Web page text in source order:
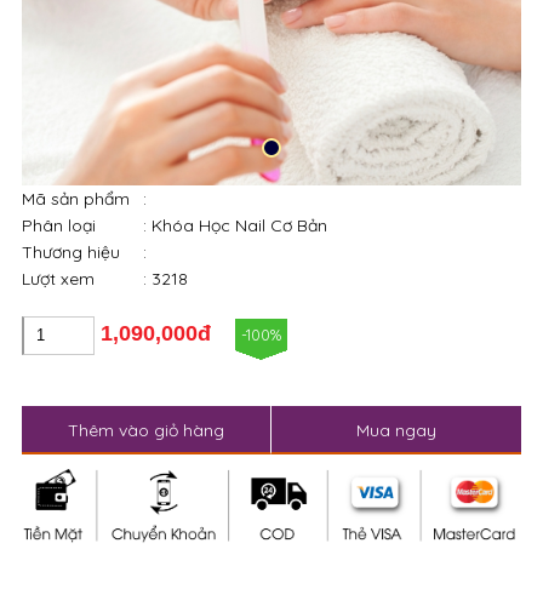
Mã sản phẩm
:
Phân loại
: Khóa Học Nail Cơ Bản
Thương hiệu
:
Lượt xem
: 3218
1,090,000đ -100%
Thêm vào giỏ hàng Mua ngay